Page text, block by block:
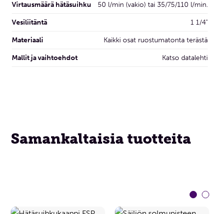
Virtausmäärä hätäsuihku
50 l/min (vakio) tai 35/75/110 l/min.
Vesiliitäntä
1 1/4"
Materiaali
Kaikki osat ruostumatonta terästä
Mallit ja vaihtoehdot
Katso datalehti
Samankaltaisia tuotteita